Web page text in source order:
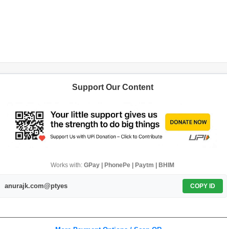
Support Our Content
Works with:GPay | PhonePe | Paytm | BHIM
anurajk.com@ptyes COPY ID